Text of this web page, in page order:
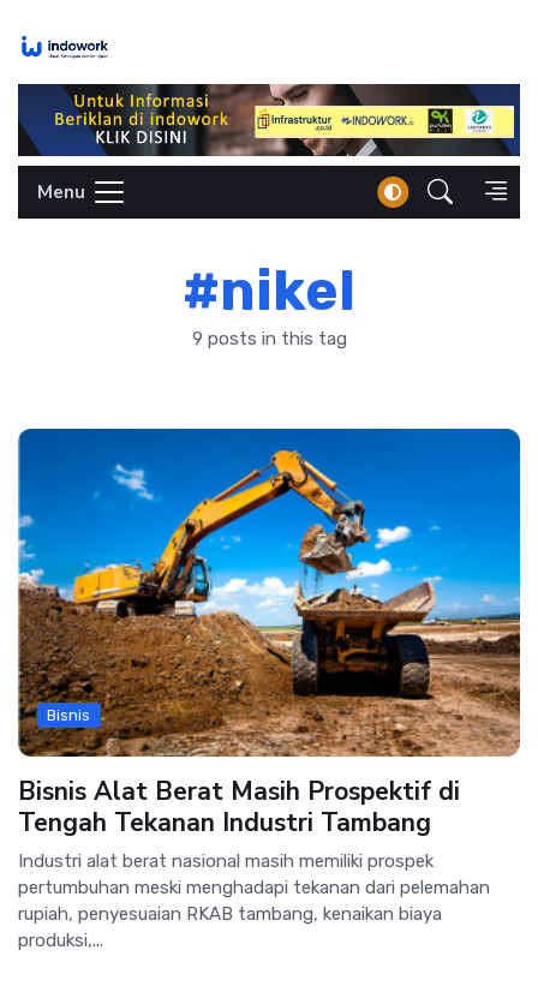
Menu
#nikel
9 posts in this tag
Bisnis
Bisnis Alat Berat Masih Prospektif di
Tengah Tekanan Industri Tambang
Industri alat berat nasional masih memiliki prospek
pertumbuhan meski menghadapi tekanan dari pelemahan
rupiah, penyesuaian RKAB tambang, kenaikan biaya
produksi,...